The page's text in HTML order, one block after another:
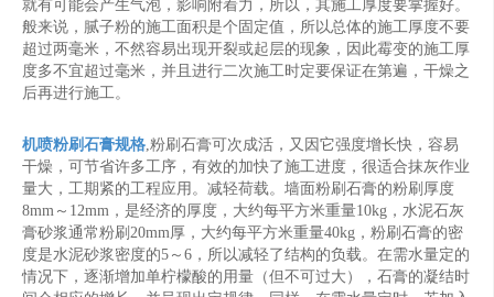
就有可能会产生气泡，影响附着力，所以，其施工厚度要掌握好。
般来说，腻子粉的施工面积是个固定值，所以总体的施工厚度不要
超过两毫米，不然容易出现开裂或起层的现象，因此霉变的施工厚
度多不宜超过毫米，并且进行二次施工时定要保证在第遍，干燥之
后再进行施工。
机喷粉刷石膏规格,粉刷石膏可次成活，又因它强度增长快，容易
干燥，可节省许多工序，有效的加快了施工进度，很适合抹灰作业
量大，工期紧的工程应用。减轻荷载。墙面粉刷石膏的粉刷厚度
8mm～12mm，是经济的厚度，大约每平方米重量10kg，水泥石灰
膏砂浆通常粉刷20mm厚，大约每平方米重量40kg，粉刷石膏的密
度是水泥砂浆密度的5～6，所以减轻了结构的负载。在需水量定的
情况下，逐渐增加单柠檬酸的用量（但不可过大），石膏的凝结时